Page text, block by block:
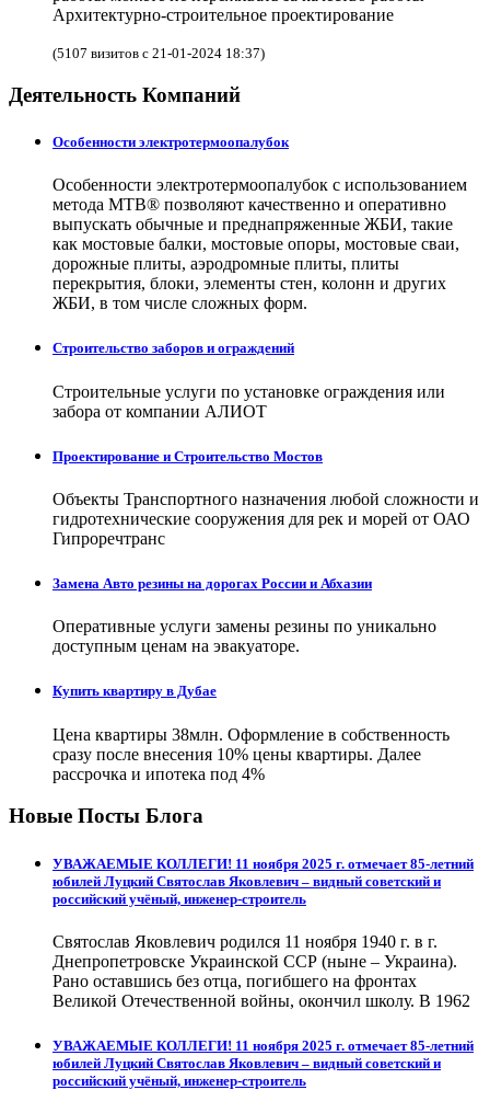
Архитектурно-строительное проектирование
(5107 визитов с 21-01-2024 18:37)
Деятельность Компаний
Особенности электротермоопалубок
Особенности электротермоопалубок с использованием
метода МТВ® позволяют качественно и оперативно
выпускать обычные и преднапряженные ЖБИ, такие
как мостовые балки, мостовые опоры, мостовые сваи,
дорожные плиты, аэродромные плиты, плиты
перекрытия, блоки, элементы стен, колонн и других
ЖБИ, в том числе сложных форм.
Строительство заборов и ограждений
Строительные услуги по установке ограждения или
забора от компании АЛИОТ
Проектирование и Строительство Мостов
Объекты Транспортного назначения любой сложности и
гидротехнические сооружения для рек и морей от ОАО
Гипроречтранс
Замена Авто резины на дорогах России и Абхазии
Оперативные услуги замены резины по уникально
доступным ценам на эвакуаторе.
Купить квартиру в Дубае
Цена квартиры 38млн. Оформление в собственность
сразу после внесения 10% цены квартиры. Далее
рассрочка и ипотека под 4%
Новые Посты Блога
УВАЖАЕМЫЕ КОЛЛЕГИ! 11 ноября 2025 г. отмечает 85-летний
юбилей Луцкий Святослав Яковлевич – видный советский и
российский учёный, инженер-строитель
Святослав Яковлевич родился 11 ноября 1940 г. в г.
Днепропетровске Украинской ССР (ныне – Украина).
Рано оставшись без отца, погибшего на фронтах
Великой Отечественной войны, окончил школу. В 1962
УВАЖАЕМЫЕ КОЛЛЕГИ! 11 ноября 2025 г. отмечает 85-летний
юбилей Луцкий Святослав Яковлевич – видный советский и
российский учёный, инженер-строитель